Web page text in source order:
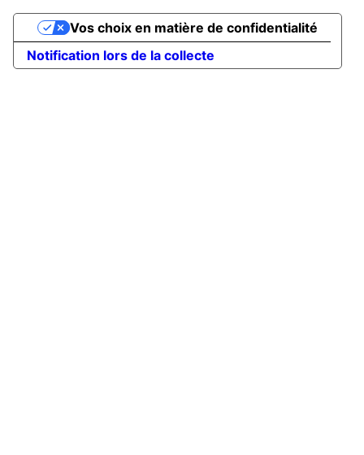
Notification lors de la collecte
Vos choix en matière de confidentialité